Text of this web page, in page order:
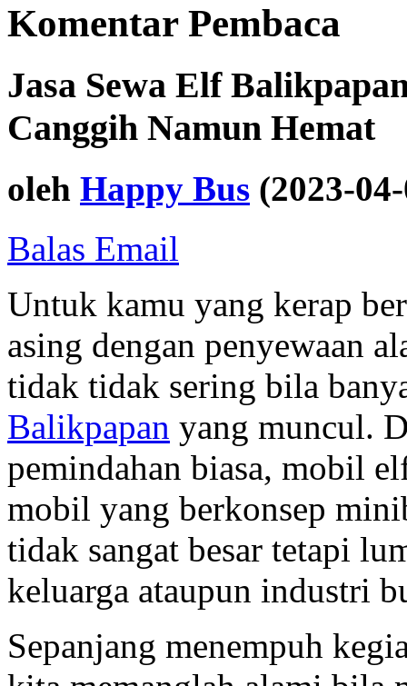
Komentar Pembaca
Jasa Sewa Elf
Canggih Namun Hemat
oleh Happy Bus (2023-
Balas Email
Untuk kamu yang kerap
asing dengan penyewaan
tidak tidak sering bila
Balikpapan yang muncul.
pemindahan biasa, mobil
mobil yang berkonsep
tidak sangat besar tetapi
keluarga ataupun industri
Sepanjang menempuh